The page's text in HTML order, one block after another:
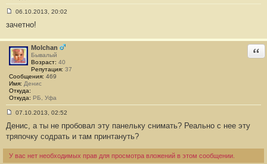
о
б
щ
е
н
и
е
#
1
8
06.10.2013, 20:02
зачетно!
Molchan
Бывалый
Возраст: 40
Репутация: 37
Сообщения: 469
Имя: Денис
Откуда:
Откуда: РБ, Уфа
о
б
е
07.10.2013, 02:52
Денис, а ты не пробовал эту панельку снимать? Реально с нее эту
тряпочку содрать и там принтануть?
У вас нет необходимых прав для просмотра вложений в этом сообщении.